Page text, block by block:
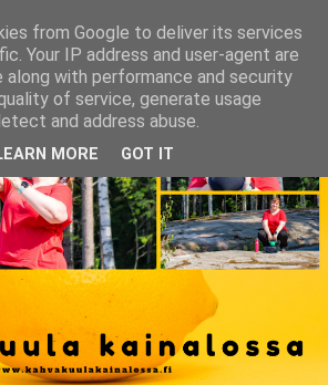
from Google to deliver its services
Your IP address and user-agent are
along with performance and security
of service, generate usage
and address abuse.
MORE GOT IT